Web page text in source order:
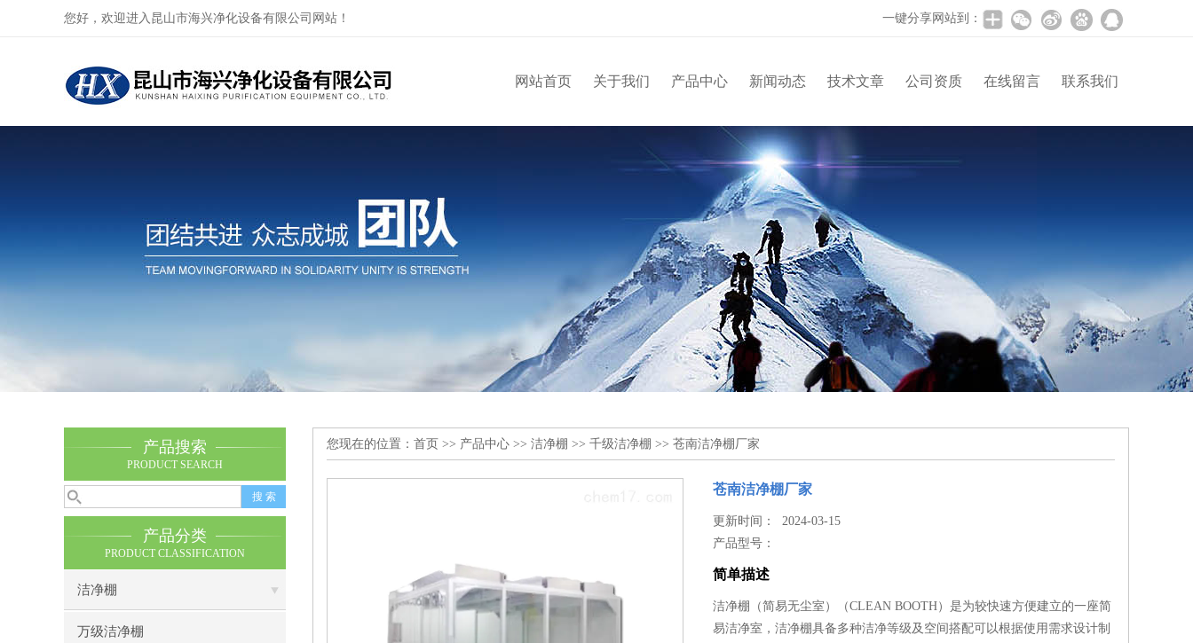
您好，欢迎进入昆山市海兴净化设备有限公司网站！ 一键分享网站到：
网站首页 关于我们 产品中心 新闻动态 技术文章 公司资质 在线留言 联系我们
产品搜索
PRODUCT SEARCH
产品分类
PRODUCT CLASSIFICATION
洁净棚
万级洁净棚
您现在的位置： 首页 >> 产品中心 >> 洁净棚 >> 千级洁净棚 >> 苍南洁净棚厂家
苍南洁净棚厂家
更新时间： 2024-03-15
产品型号：
简单描述
洁净棚（简易无尘室）（CLEAN BOOTH）是为较快速方便建立的一座简
易洁净室，洁净棚具备多种洁净等级及空间搭配可以根据使用需求设计制